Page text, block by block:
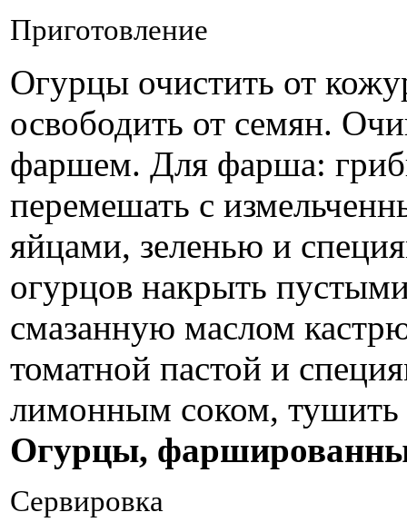
Приготовление
Огурцы очистить от
освободить от семян.
фаршем. Для фарша:
перемешать с
яйцами, зеленью и
огурцов накрыть
смазанную маслом
томатной пастой и
лимонным соком, тушить
Огурцы,
Сервировка